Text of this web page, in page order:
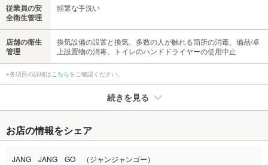
従業員の安
全衛生管理
頻繁な手洗い
店舗の衛生
管理
換気設備の設置と換気、多数の人が触れる箇所の消毒、備品/卓
上設置物の消毒、トイレのハンドドライヤーの使用中止
※各項目の詳細は こちらをご確認ください。
続きを見る
禁煙・喫煙
全席禁煙
お店の情報をシェア
JANG JANG GO （ジャンジャンゴー）